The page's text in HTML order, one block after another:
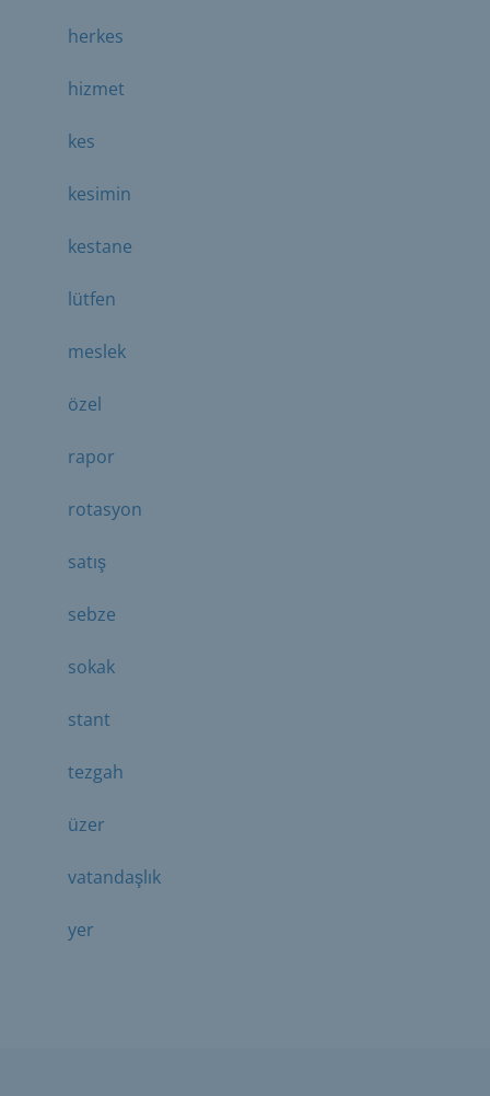
herkes
hizmet
kes
kesimin
kestane
lütfen
meslek
özel
rapor
rotasyon
satış
sebze
sokak
stant
tezgah
üzer
vatandaşlık
yer